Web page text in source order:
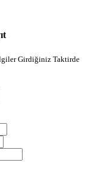
Girdiğiniz Taktirde